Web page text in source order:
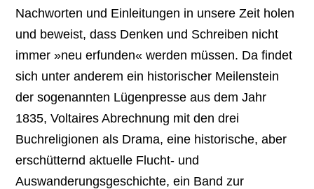
Nachworten und Einleitungen in unsere Zeit holen
und beweist, dass Denken und Schreiben nicht
immer »neu erfunden« werden müssen. Da findet
sich unter anderem ein historischer Meilenstein
der sogenannten Lügenpresse aus dem Jahr
1835, Voltaires Abrechnung mit den drei
Buchreligionen als Drama, eine historische, aber
erschütternd aktuelle Flucht- und
Auswanderungsgeschichte, ein Band zur